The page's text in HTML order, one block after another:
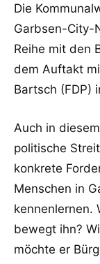
Die
Garbsen-City-
Reihe mit den
dem Auftakt
Bartsch (FDP)
Auch in
politische
konkrete
Menschen in
kennenlernen.
bewegt ihn?
möchte er